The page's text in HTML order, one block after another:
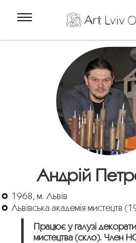
Андрій
1968, м. Львів
Львівська академія мистецтв
Працює у галузі
мистецтва (скло). Член